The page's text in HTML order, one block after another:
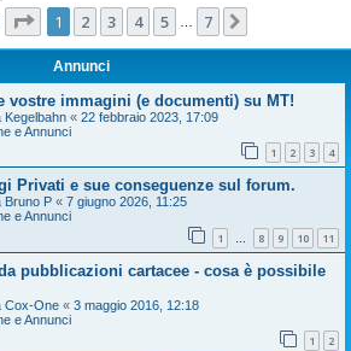
Pagina di
1 2 3 4 5 7
Annunci
vostre immagini (e documenti) su MT!
Kegelbahn « 22 febbraio 2023, 17:09
e Annunci
1 2 3 4
Privati e sue conseguenze sul forum.
Bruno P « 7 giugno 2026, 11:25
e Annunci
1 … 8 9 10 11
pubblicazioni cartacee - cosa è possibile
Cox-One « 3 maggio 2016, 12:18
e Annunci
1 2